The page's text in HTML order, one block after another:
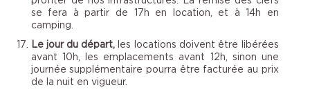
se fera à partir de 17h en location, et à 14h en
camping.
Le jour du départ, les locations doivent être libérées
avant 10h, les emplacements avant 12h, sinon une
journée supplémentaire pourra être facturée au prix
de la nuit en vigueur.